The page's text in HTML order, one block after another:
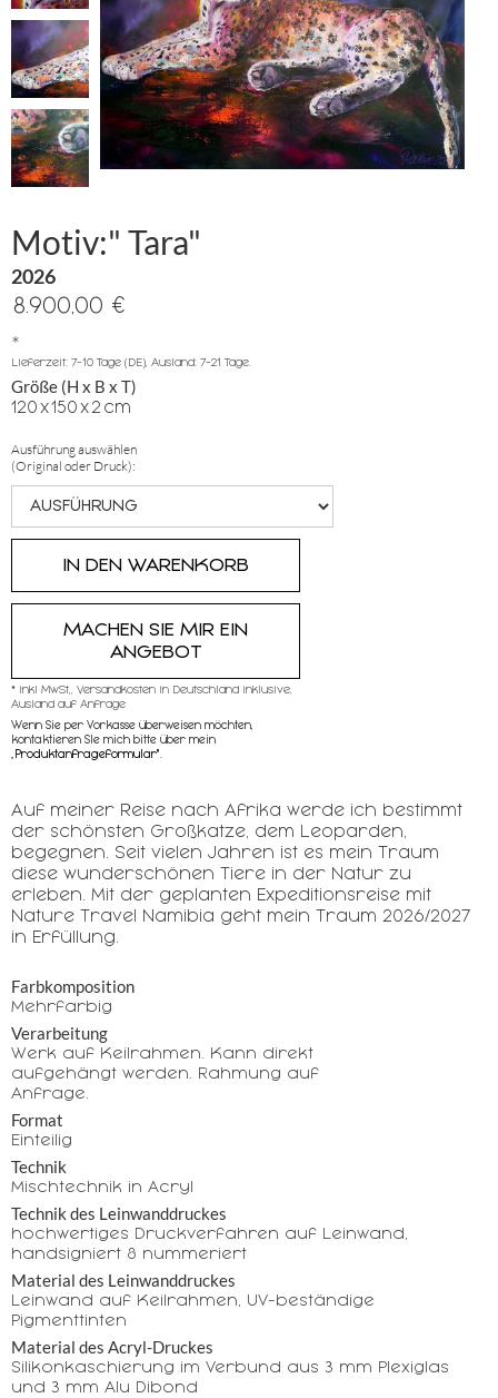
Motiv:" Tara"
2026
8.900,00 €
*
Lieferzeit: 7-10 Tage (DE), Ausland: 7-21 Tage.
Größe (H x B x T)
120x150x2 cm
Ausführung auswählen
(Original oder Druck):
MACHEN SIE MIR EIN
ANGEBOT
* inkl MwSt,, Versandkosten in Deutschland inklusive,
Ausland auf Anfrage
Wenn Sie per Vorkasse überweisen möchten,
kontaktieren SIe mich bitte über mein
Produktanfrageformular"
Auf meiner Reise nach Afrika werde ich bestimmt
der schönsten Großkatze, dem Leoparden,
begegnen. Seit vielen Jahren ist es mein Traum
diese wunderschönen Tiere in der Natur zu
erleben. Mit der geplanten Expeditionsreise mit
Nature Travel Namibia geht mein Traum 2026/2027
in Erfüllung.
Farbkomposition
Mehrfarbig
Verarbeitung
Werk auf Keilrahmen. Kann direkt
aufgehängt werden. Rahmung auf
Anfrage.
Format
Einteilig
Technik
Mischtechnik in Acryl
Technik des Leinwanddruckes
hochwertiges Druckverfahren auf Leinwand,
handsigniert & nummeriert
Material des Leinwanddruckes
Leinwand auf Keilrahmen, UV-beständige
Pigmenttinten
Material des Acryl-Druckes
Silikonkaschierung im Verbund aus 3 mm Plexiglas
und 3 mm Alu Dibond